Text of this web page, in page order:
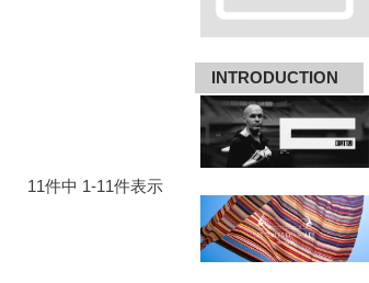
11件中 1-11件表示
INTRODUCTION